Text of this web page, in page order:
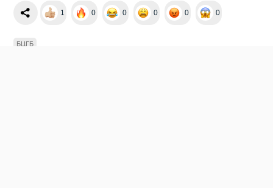
1 0 0 0 0 0
БЦГБ